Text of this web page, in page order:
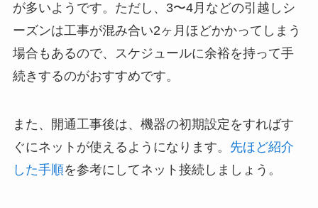
が多いようです。ただし、3〜4月などの引越しシ
ーズンは工事が混み合い2ヶ月ほどかかってしまう
場合もあるので、スケジュールに余裕を持って手
続きするのがおすすめです。
また、開通工事後は、機器の初期設定をすればす
ぐにネットが使えるようになります。 先ほど紹介
した手順を参考にしてネット接続しましょう。